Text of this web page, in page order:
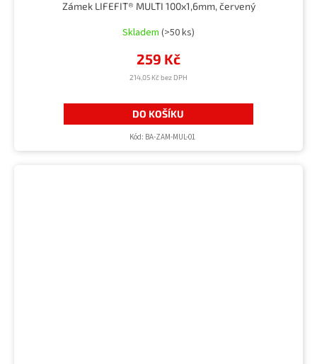
Zámek LIFEFIT® MULTI 100x1,6mm, červený
Skladem (>50 ks)
214,05 Kč bez DPH
259 Kč
DO KOŠÍKU
Kód: BA-ZAM-MUL-01